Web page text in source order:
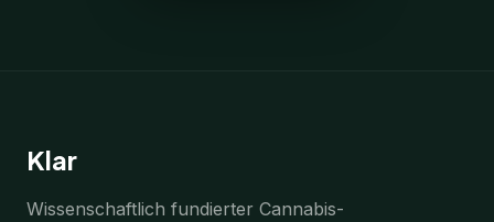
Klar
Wissenschaftlich fundierter Cannabis-